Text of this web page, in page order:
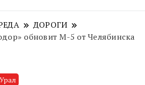
область
недвижимости
ДОРОГИ
обновит М-5 от Челябинска